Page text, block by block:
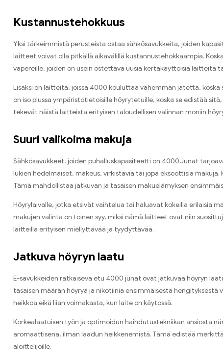
Kustannustehokkuus
Yksi tärkeimmistä perusteista ostaa sähkösavukkeita, joiden
laitteet voivat olla pitkällä aikavälillä kustannustehokkaampia.
vapereille, joiden on usein ostettava uusia kertakäyttöisiä
Lisäksi on laitteita, joissa 4000 kouluttaa vähemmän jätettä,
on iso plussa ympäristötietoisille höyrytetuille, koska se edistää
tekevät näistä laitteista erityisen taloudellisen valinnan moniin
Suuri valikoima makuja
Sähkösavukkeet, joiden puhalluskapasiteetti on 4000 Junat
lukien hedelmäiset, makeus, virkistäviä tai jopa eksoottisia
Tämä mahdollistaa jatkuvan ja tasaisen makuelämyksen
Höyrylaivalle, jotka etsivät vaihtelua tai haluavat kokeilla erilaisia
makujen valinta on toinen syy, miksi nämä laitteet ovat niin
laitteilla erityisen miellyttävää ja tyydyttävää.
Jatkuva höyryn laatu
E-savukkeiden ratkaiseva etu 4000 junat ovat jatkuvaa höyryn
tasaisen määrän höyryä ja nikotiinia ensimmäisestä
heikkoa eikä liian voimakasta, kun laite on käytössä.
Korkealaatuisen työn ja optimoidun haihdutustekniikan ansiosta
aromaattisena, ilman laadun heikkenemistä. Tämä edistää
aloittelijoille.